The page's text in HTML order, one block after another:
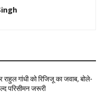
राहुल गांधी को रिजिजू का जवाब, बोले-
परिसीमन जरूरी